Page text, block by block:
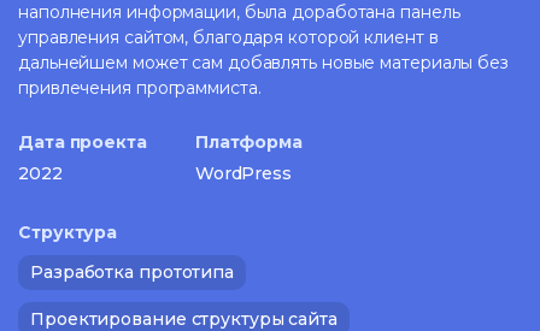
наполнения информации, была доработана панель
управления сайтом, благодаря которой клиент в
дальнейшем может сам добавлять новые материалы без
привлечения программиста.
Дата проекта
2022
Платформа
WordPress
Структура
Разработка прототипа
Проектирование структуры сайта